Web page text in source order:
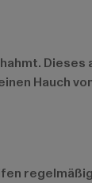
Dieses
Hauch